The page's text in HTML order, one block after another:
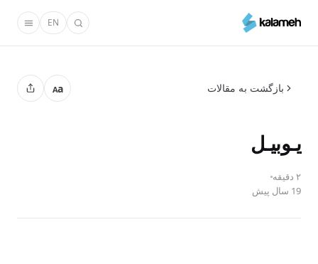
محتوای
EN
بازگشت به مقالات Aa
یـوبیـل
۲ دقیقه
19 سال پیش